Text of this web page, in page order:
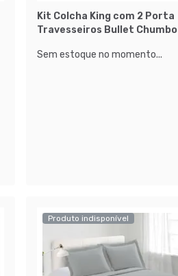
Kit Colcha King com 2 Porta
Travesseiros Bullet Chumbo
Sem estoque no momento...
Produto indisponível